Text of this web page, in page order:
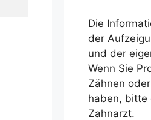
Die
der
und der
Wenn Sie
Zähnen
haben, bitte
Zahnarzt.